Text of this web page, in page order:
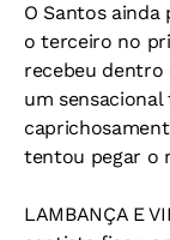
O Santos
o terceiro no
recebeu dentro
um
tentou pegar o
LAMBANÇA E